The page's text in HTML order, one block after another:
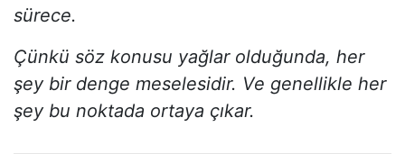
sürece.
Çünkü söz konusu yağlar olduğunda, her
şey bir denge meselesidir. Ve genellikle her
şey bu noktada ortaya çıkar.